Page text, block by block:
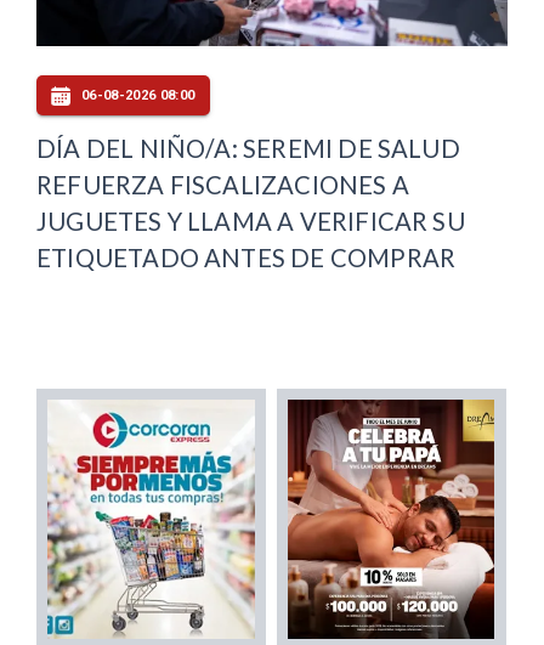
06-08-2026 08:00
DÍA DEL NIÑO/A: SEREMI DE SALUD
REFUERZA FISCALIZACIONES A
JUGUETES Y LLAMA A VERIFICAR SU
ETIQUETADO ANTES DE COMPRAR